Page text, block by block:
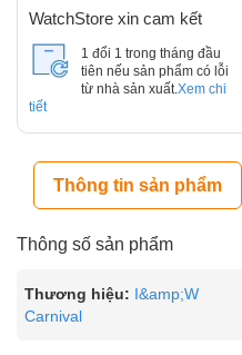
WatchStore xin cam kết
1 đổi 1 trong tháng đầu
tiên nếu sản phẩm có lỗi
từ nhà sản xuất. Xem chi
tiết
Thông tin sản phẩm
Thông số sản phẩm
Thương hiệu: I&amp;W
Carnival